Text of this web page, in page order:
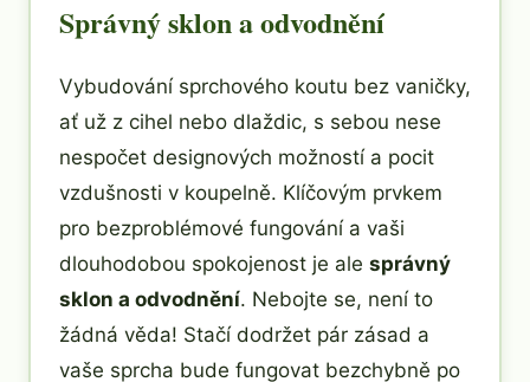
Správný sklon a odvodnění
Vybudování sprchového koutu bez vaničky,
ať už z cihel nebo dlaždic, s sebou nese
nespočet designových možností a pocit
vzdušnosti v koupelně. Klíčovým prvkem
pro bezproblémové fungování a vaši
dlouhodobou spokojenost je ale správný
sklon a odvodnění. Nebojte se, není to
žádná věda! Stačí dodržet pár zásad a
vaše sprcha bude fungovat bezchybně po